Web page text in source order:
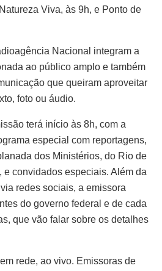
Viva, às 9h, e Ponto de
Nacional integram a
ao público amplo e também
que queiram aproveitar
foto ou áudio.
terá início às 8h, com a
especial com reportagens,
dos Ministérios, do Rio de
convidados especiais. Além da
redes sociais, a emissora
do governo federal e de cada
que vão falar sobre os detalhes
rede, ao vivo. Emissoras de